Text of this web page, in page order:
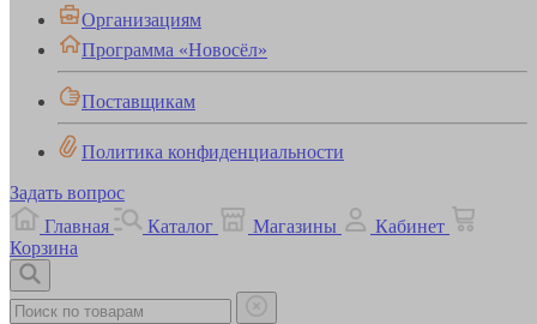
Организациям
Программа «Новосёл»
Поставщикам
Политика конфиденциальности
Задать вопрос
Главная
Каталог Магазины
Кабинет
Корзина